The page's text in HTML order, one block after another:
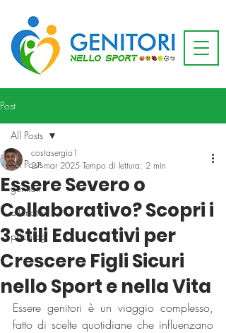
Post
All Posts
genitori
allenatori
psicologi
All Posts
Essere Severo o
Collaborativo? Scopri i
3 Stili Educativi per
Crescere Figli Sicuri
nello Sport e nella Vita
costasergio1
27 mar 2025 Tempo di lettura: 2 min
Essere genitori è un viaggio complesso,
fatto di scelte quotidiane che influenzano